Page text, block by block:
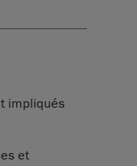
impliqués
et